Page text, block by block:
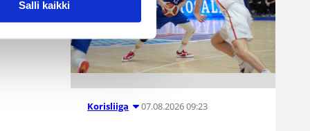
Salli kaikki
Korisliiga 07.08.2026 09:23